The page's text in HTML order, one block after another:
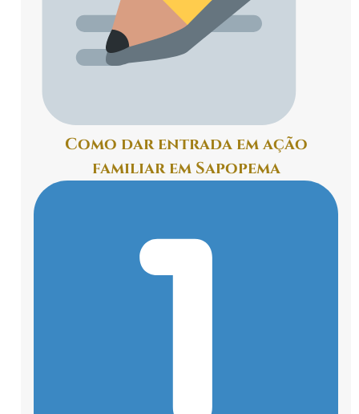
Como dar entrada em ação
familiar em Sapopema